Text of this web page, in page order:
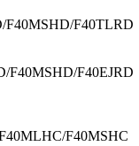
F40MSHD/F40TLRD
F40MSHD/F40EJRD
F40MSHC